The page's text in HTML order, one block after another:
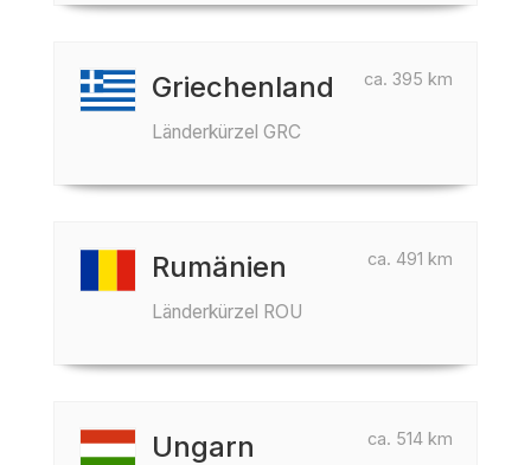
ca. 395 km
Griechenland
Länderkürzel GRC
ca. 491 km
Rumänien
Länderkürzel ROU
ca. 514 km
Ungarn